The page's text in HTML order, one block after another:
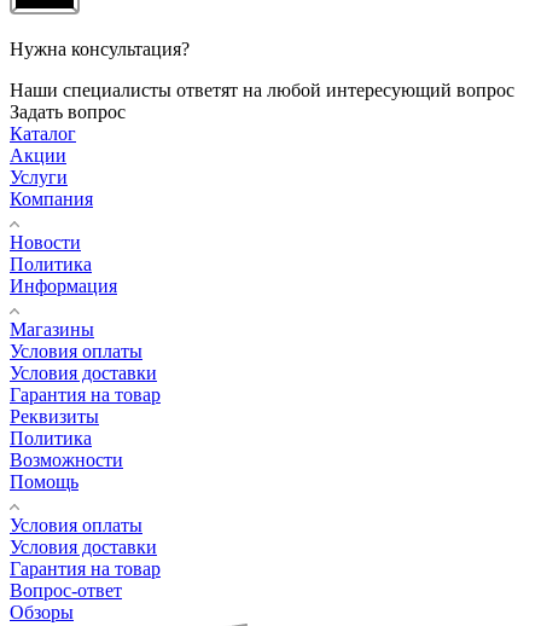
Нужна консультация?
Наши специалисты ответят на любой интересующий вопрос
Задать вопрос
Каталог
Акции
Услуги
Компания
Новости
Политика
Информация
Магазины
Условия оплаты
Условия доставки
Гарантия на товар
Реквизиты
Политика
Возможности
Помощь
Условия оплаты
Условия доставки
Гарантия на товар
Вопрос-ответ
Обзоры